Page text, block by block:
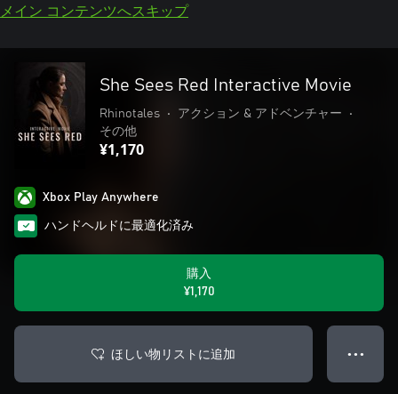
メイン コンテンツへスキップ
She Sees Red Interactive Movie
Rhinotales • アクション & アドベンチャー
•
その他
¥1,170
Xbox Play Anywhere
ハンドヘルドに最適化済み
購入
¥1,170
ほしい物リストに追加 ● ● ●